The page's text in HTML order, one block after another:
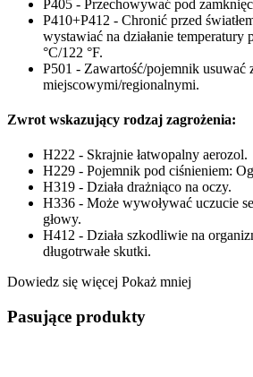
P405 - Przechowywać pod
P410+P412 - Chronić przed
wystawiać na działanie temperatury
°C/122 °F.
P501 - Zawartość/pojemnik usuwać
miejscowymi/regionalnymi.
Zwrot wskazujący rodzaj zagrożenia:
H222 - Skrajnie łatwopalny aerozol.
H229 - Pojemnik pod ciśnieniem:
H319 - Działa drażniąco na oczy.
H336 - Może wywoływać uczucie
głowy.
H412 - Działa szkodliwie na
długotrwałe skutki.
Dowiedz się więcej Pokaż mniej
Pasujące produkty